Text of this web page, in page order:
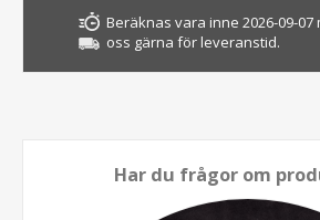
Beräknas vara inne 2026-09-
oss gärna för leveranstid.
Har du frågor om